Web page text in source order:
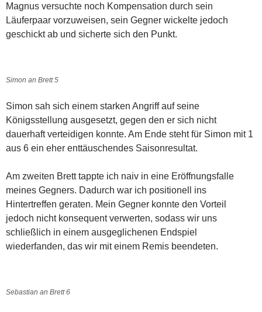
Magnus versuchte noch Kompensation durch sein
Läuferpaar vorzuweisen, sein Gegner wickelte jedoch
geschickt ab und sicherte sich den Punkt.
Simon an Brett 5
Simon sah sich einem starken Angriff auf seine
Königsstellung ausgesetzt, gegen den er sich nicht
dauerhaft verteidigen konnte. Am Ende steht für Simon mit 1
aus 6 ein eher enttäuschendes Saisonresultat.
Am zweiten Brett tappte ich naiv in eine Eröffnungsfalle
meines Gegners. Dadurch war ich positionell ins
Hintertreffen geraten. Mein Gegner konnte den Vorteil
jedoch nicht konsequent verwerten, sodass wir uns
schließlich in einem ausgeglichenen Endspiel
wiederfanden, das wir mit einem Remis beendeten.
Sebastian an Brett 6